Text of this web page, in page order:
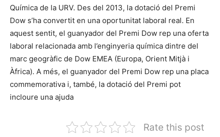
Química de la URV. Des del 2013, la dotació del Premi
Dow s’ha convertit en una oportunitat laboral real. En
aquest sentit, el guanyador del Premi Dow rep una oferta
laboral relacionada amb l’enginyeria química dintre del
marc geogràfic de Dow EMEA (Europa, Orient Mitjà i
Àfrica). A més, el guanyador del Premi Dow rep una placa
commemorativa i, també, la dotació del Premi pot
incloure una ajuda
Rate this post